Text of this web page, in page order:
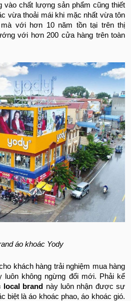
vào chất lượng sản phẩm cũng thiết
vừa thoải mái khi mặc nhất vừa tôn
với hơn 10 năm tồn tại trên thị
với hơn 200 cửa hàng trên toàn
áo khoác Yody
khách hàng trải nghiệm mua hàng
luôn không ngừng đổi mới. Phải kể
local brand
này luôn nhận được sự
biệt là áo khoác phao, áo khoác gió.